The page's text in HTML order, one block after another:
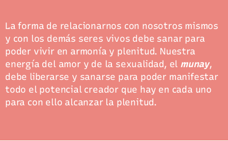
La forma de relacionarnos con nosotros mismos
y con los demás seres vivos debe sanar para
poder vivir en armonía y plenitud. Nuestra
energía del amor y de la sexualidad, el munay,
debe liberarse y sanarse para poder manifestar
todo el potencial creador que hay en cada uno
para con ello alcanzar la plenitud.